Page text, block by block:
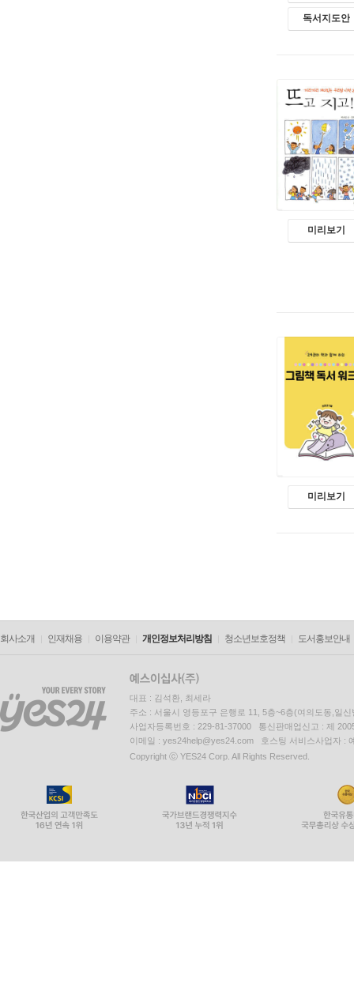
독서지도안
미리보기
미리보기
회사소개 인재채용 이용약관 개인정보처리방침 청소년보호정책 도서홍보안내
대표 : 김석환, 최세라
주소 : 서울시 영등포구 은행로 11, 5층~6층(여의도동,일신
사업자등록번호 : 229-81-37000 통신판매업신고 : 제
이메일 : yes24help@yes24.com 호스팅 서비스사업자 :
Copyright ⓒ YES24 Corp. All Rights Reserved.